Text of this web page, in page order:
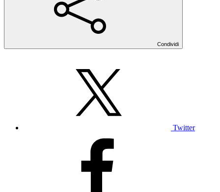
Condividi
Twitter